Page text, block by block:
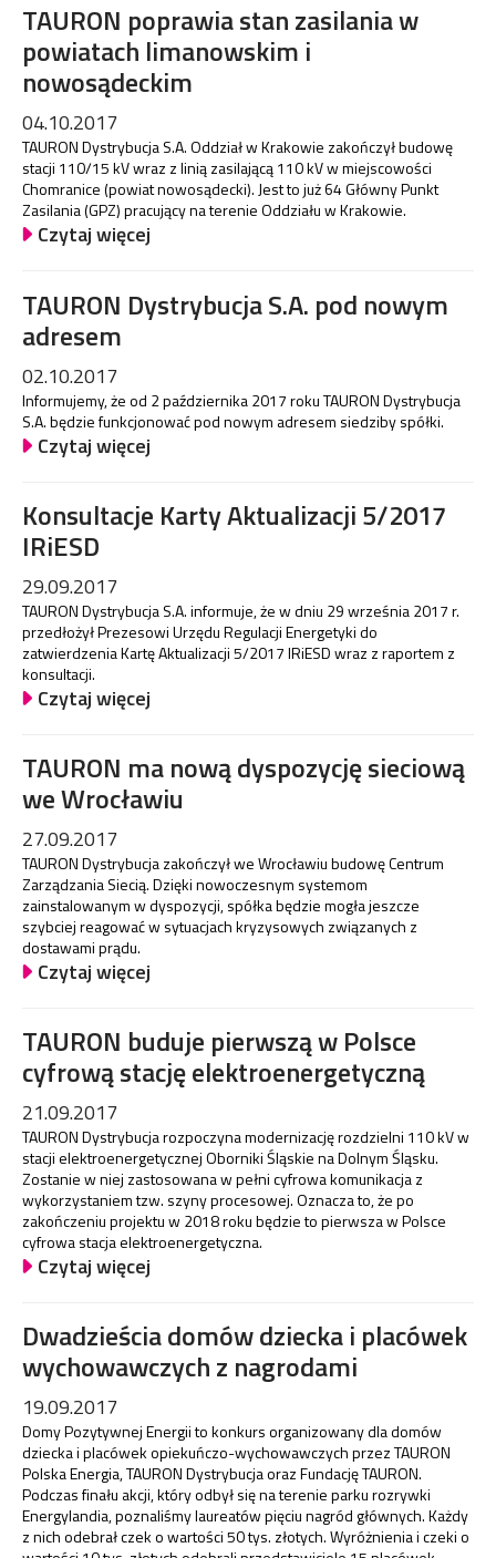
TAURON poprawia stan zasilania w
powiatach limanowskim i
nowosądeckim
04.10.2017
TAURON Dystrybucja S.A. Oddział w Krakowie zakończył budowę
stacji 110/15 kV wraz z linią zasilającą 110 kV w miejscowości
Chomranice (powiat nowosądecki). Jest to już 64 Główny Punkt
Zasilania (GPZ) pracujący na terenie Oddziału w Krakowie.
Czytaj więcej
TAURON Dystrybucja S.A. pod nowym
adresem
02.10.2017
Informujemy, że od 2 października 2017 roku TAURON Dystrybucja
S.A. będzie funkcjonować pod nowym adresem siedziby spółki.
Czytaj więcej
Konsultacje Karty Aktualizacji 5/2017
IRiESD
29.09.2017
TAURON Dystrybucja S.A. informuje, że w dniu 29 września 2017 r.
przedłożył Prezesowi Urzędu Regulacji Energetyki do
zatwierdzenia Kartę Aktualizacji 5/2017 IRiESD wraz z raportem z
konsultacji.
Czytaj więcej
TAURON ma nową dyspozycję sieciową
we Wrocławiu
27.09.2017
TAURON Dystrybucja zakończył we Wrocławiu budowę Centrum
Zarządzania Siecią. Dzięki nowoczesnym systemom
zainstalowanym w dyspozycji, spółka będzie mogła jeszcze
szybciej reagować w sytuacjach kryzysowych związanych z
dostawami prądu.
Czytaj więcej
TAURON buduje pierwszą w Polsce
cyfrową stację elektroenergetyczną
21.09.2017
TAURON Dystrybucja rozpoczyna modernizację rozdzielni 110 kV w
stacji elektroenergetycznej Oborniki Śląskie na Dolnym Śląsku.
Zostanie w niej zastosowana w pełni cyfrowa komunikacja z
wykorzystaniem tzw. szyny procesowej. Oznacza to, że po
zakończeniu projektu w 2018 roku będzie to pierwsza w Polsce
cyfrowa stacja elektroenergetyczna.
Czytaj więcej
Dwadzieścia domów dziecka i placówek
wychowawczych z nagrodami
19.09.2017
Domy Pozytywnej Energii to konkurs organizowany dla domów
dziecka i placówek opiekuńczo-wychowawczych przez TAURON
Polska Energia, TAURON Dystrybucja oraz Fundację TAURON.
Podczas finału akcji, który odbył się na terenie parku rozrywki
Energylandia, poznaliśmy laureatów pięciu nagród głównych. Każdy
z nich odebrał czek o wartości 50 tys. złotych. Wyróżnienia i czeki o